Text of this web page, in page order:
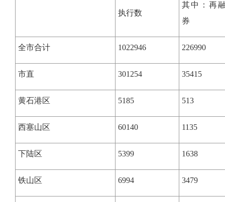
执行数
其中：再
券
全市合计 1022946 226990
市直 301254 35415
黄石港区 5185 513
西塞山区 60140 1135
下陆区 5399 1638
铁山区 6994 3479